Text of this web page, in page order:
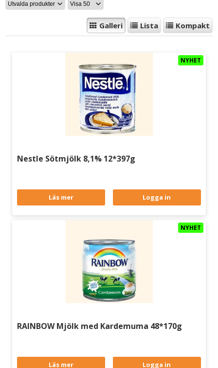
Galleri Lista Kompakt
NYHET
Nestle Sötmjölk 8,1% 12*397g
Läs mer Logga in
NYHET
RAINBOW Mjölk med Kardemuma 48*170g
Läs mer Logga in